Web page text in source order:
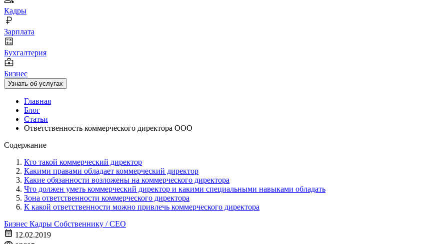
Кадры
Зарплата
Бухгалтерия
Бизнес
Узнать об услугах
Главная
Блог
Статьи
Ответственность коммерческого директора ООО
Содержание
Кто такой коммерческий директор
Какими правами обладает коммерческий директор
Какие обязанности возложены на коммерческого директора
Что должен уметь коммерческий директор и какими специальными навыками обладать
Зона ответственности коммерческого директора
К какой ответственности можно привлечь коммерческого директора
Бизнес Кадры Собственнику / CEO
12.02.2019